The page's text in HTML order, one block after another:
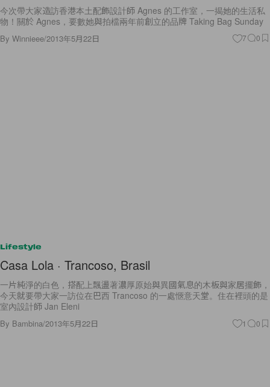
今次帶大家造訪香港本土配飾設計師 Agnes 的工作室，一揭她的生活私
物！關於 Agnes，要數她與拍檔兩年前創立的品牌 Taking Bag Sunday
By Winnieee/2013年5月22日 7 0
Lifestyle
Casa Lola · Trancoso, Brasil
一片純淨的白色，搭配上飄盪著濃厚原始與異國氣息的木板與家居擺飾，
今天就要帶大家一訪位在巴西 Trancoso 的一處愜意天堂。住在裡頭的是
室內設計師 Jan Eleni
By Bambina/2013年5月22日 1 0